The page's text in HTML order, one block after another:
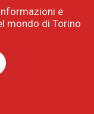
e
mondo di Torino